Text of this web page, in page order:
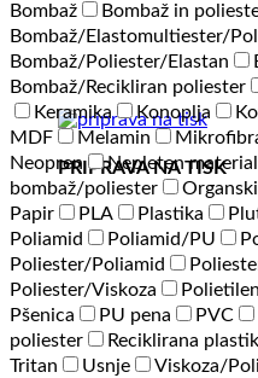
PRIPRAVA NA TISK
Bombaž
Bombaž in
Bombaž/Elastomultiester/
Bombaž/Poliester/Elastan
Bombaž/Recikliran poliester
Keramika
Konoplja
MDF
Melamin
Neopren
Nepleten material
bombaž/poliester
Papir
PLA Plastika
Poliamid
Poliamid/PU
Poliester/Poliamid
Poliester/Viskoza
Polietilen
Pšenica
PU pena PVC
poliester
Reciklirana
Tritan
Usnje Viskoza/